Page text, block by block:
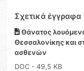
Σχετικά έγγραφα
Θάνατος
Θεσσαλονίκης και
ασθενών
DOC - 49,5 KB